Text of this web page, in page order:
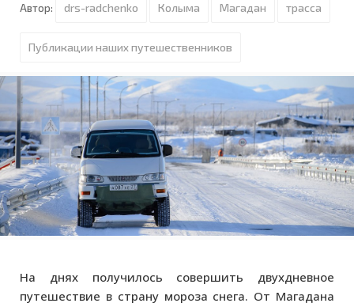
Автор: drs-radchenko Колыма Магадан трасса
Публикации наших путешественников
На днях получилось совершить двухдневное
путешествие в страну мороза снега. От Магадана